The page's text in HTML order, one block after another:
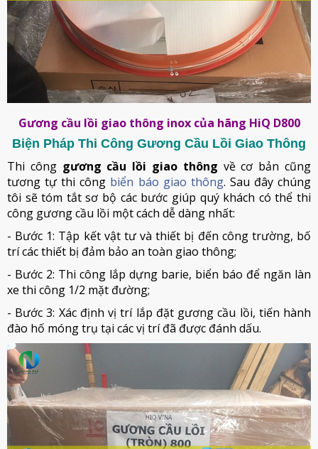
Gương cầu lồi giao thông inox của hãng HiQ D800
Biện Pháp Thi Công Gương Cầu Lồi Giao Thông
Thi công gương cầu lồi giao thông về cơ bản cũng
tương tự thi công biển báo giao thông. Sau đây chúng
tôi sẽ tóm tắt sơ bộ các bước giúp quý khách có thể thi
công gương cầu lồi một cách dễ dàng nhất:
- Bước 1: Tập kết vật tư và thiết bị đến công trường, bố
trí các thiết bị đảm bảo an toàn giao thông;
- Bước 2: Thi công lắp dựng barie, biển báo để ngăn làn
xe thi công 1/2 mặt đường;
- Bước 3: Xác định vị trí lắp đặt gương cầu lồi, tiến hành
đào hố móng trụ tại các vị trí đã được đánh dấu.